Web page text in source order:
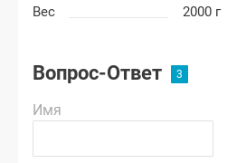
Вес
2000 г
Вопрос-Ответ
Имя